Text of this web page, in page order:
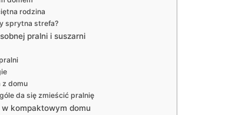
rodzina
sprytna strefa?
pralni i suszarni
z domu
da się zmieścić pralnię
kompaktowym domu